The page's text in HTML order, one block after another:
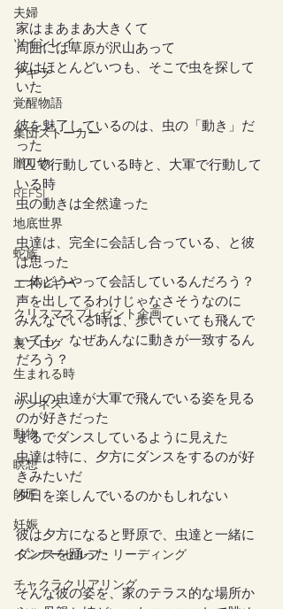
夫婦
ツインレイ
アキラ
覚醒物語
集団ストーカー
贈り物
REFSI
地底世界
蛇族
エネルギー
クリスマスプレゼント企画
裏ブログ
生まれる時
ワンネス
動物
瞑想
師匠
妊娠
インナーセルフ・リーディング
チャクラクリアリング
家はまあまあ大きくて
周囲には草原が沢山あって
彼はほとんどいつも、そこで虫を探して
いた
彼を魅了しているのは、虫の「動き」だ
った
1匹で行動している時と、大軍で行動して
いる時
虫の動きは全然違った
虫達は、完全に会話し合っている、と彼
は思った
一体どうやって会話しているんだろう？
声を出してるわけじゃなさそうなのに
みんなでいる時は、歩いていても飛んで
いても、なぜあんなに動きが一致するん
だろう？
沢山の虫達が大軍で飛んでいる姿を見る
のが好きだった
まるでダンスしているように見えた
虫達は特に、夕方にダンスをするのが好
きみたいだ
夕日を楽しんでいるのかもしれない
彼は夕方になると野原で、虫達と一緒に
ダンスを踊った
そんな彼の姿を、家のテラス的な場所か